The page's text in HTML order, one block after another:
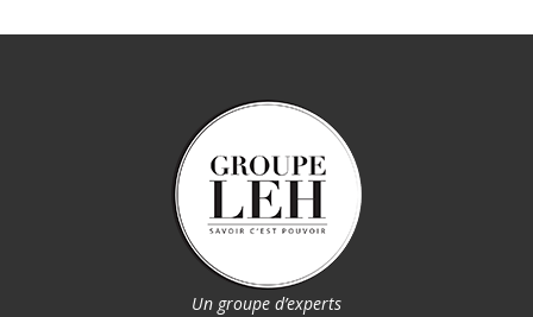
Un groupe d’experts